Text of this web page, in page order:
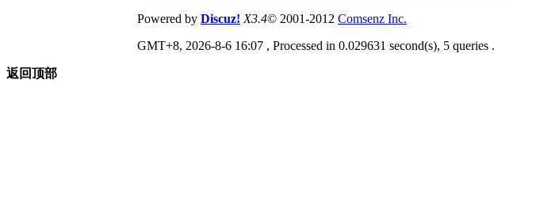
Powered by Discuz! X3.4© 2001-2012 Comsenz Inc.
GMT+8, 2026-8-6 16:07 , Processed in 0.029631 second(s), 5 queries .
返回顶部